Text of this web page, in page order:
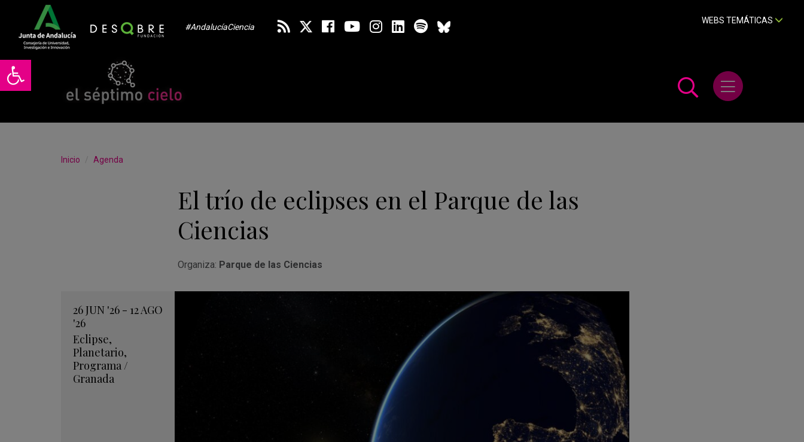
Abrir barra de herramientas
#AndalucíaCiencia
WEBS TEMÁTICAS
Abrir menú
Inicio Agenda
El trío de eclipses en el Parque de las
Ciencias
Organiza: Parque de las Ciencias
26 JUN '26 - 12AGO
'26
Eclipse,
Planetario,
Programa/
Granada